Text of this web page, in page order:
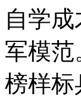
自学
军模
榜样标